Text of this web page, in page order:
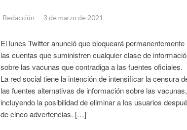
Redacción 3 de marzo de 2021
El lunes Twitter anunció que bloqueará permanentemente
las cuentas que suministren cualquier clase de
sobre las vacunas que contradiga a las fuentes oficiales.
La red social tiene la intención de intensificar la censura
las fuentes alternativas de información sobre las vacunas,
incluyendo la posibilidad de eliminar a los usuarios
de cinco advertencias. […]